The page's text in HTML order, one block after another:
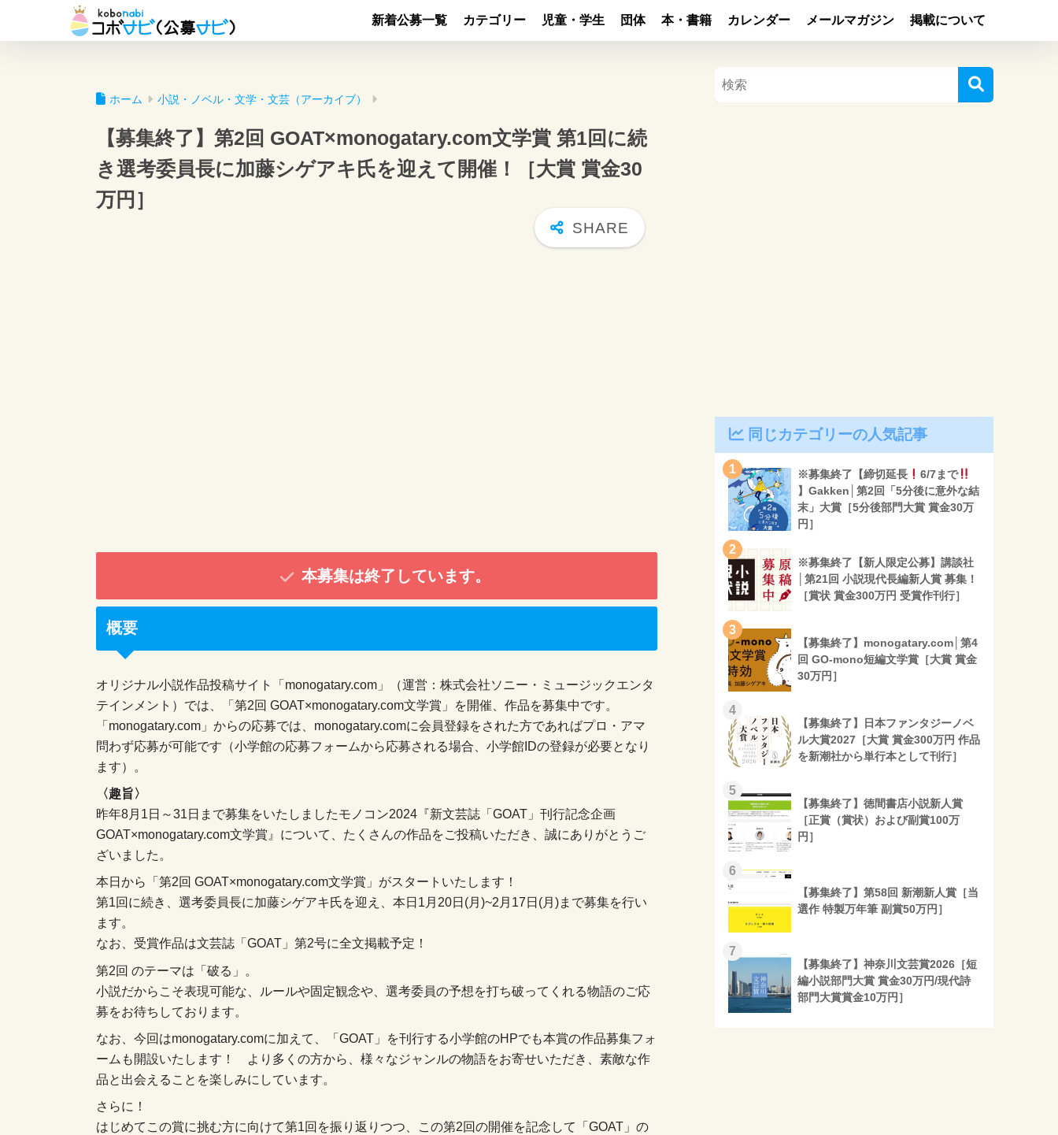
新着公募一覧 カテゴリー 児童・学生 団体 本・書籍 カレンダー メールマガジン 掲載について
ホーム 小説・ノベル・文学・文芸（アーカイブ）
【募集終了】第2回 GOAT×monogatary.com文学賞 第1回に続
き選考委員長に加藤シゲアキ氏を迎えて開催！［大賞 賞金30
万円］
本募集は終了しています。
概要
オリジナル小説作品投稿サイト「monogatary.com」（運営：株式会社ソニー・ミュージックエンタ
テインメント）では、「第2回 GOAT×monogatary.com文学賞」を開催、作品を募集中です。
「monogatary.com」からの応募では、monogatary.comに会員登録をされた方であればプロ・アマ
問わず応募が可能です（小学館の応募フォームから応募される場合、小学館IDの登録が必要となり
ます）。
〈趣旨〉
昨年8月1日～31日まで募集をいたしましたモノコン2024『新文芸誌「GOAT」刊行記念企画
GOAT×monogatary.com文学賞』について、たくさんの作品をご投稿いただき、誠にありがとうご
ざいました。
本日から「第2回 GOAT×monogatary.com文学賞」がスタートいたします！
第1回に続き、選考委員長に加藤シゲアキ氏を迎え、本日1月20日(月)~2月17日(月)まで募集を行い
ます。
なお、受賞作品は文芸誌「GOAT」第2号に全文掲載予定！
第2回 のテーマは「破る」。
小説だからこそ表現可能な、ルールや固定観念や、選考委員の予想を打ち破ってくれる物語のご応
募をお待ちしております。
なお、今回はmonogatary.comに加えて、「GOAT」を刊行する小学館のHPでも本賞の作品募集フォ
ームも開設いたします！ より多くの方から、様々なジャンルの物語をお寄せいただき、素敵な作
品と出会えることを楽しみにしています。
さらに！
はじめてこの賞に挑む方に向けて第1回を振り返りつつ、この第2回の開催を記念して「GOAT」の
同じカテゴリーの人気記事
1 ※募集終了【締切延長
6/7まで
】Gakken│第2回「5分後に意外な結
末」大賞［5分後部門大賞 賞金30万
円］
2
※募集終了【新人限定公募】講談社
│第21回 小説現代長編新人賞 募集！
［賞状 賞金300万円 受賞作刊行］
3
【募集終了】monogatary.com│第4
回 GO-mono短編文学賞［大賞 賞金
30万円］
4
【募集終了】日本ファンタジーノベ
ル大賞2027［大賞 賞金300万円 作品
を新潮社から単行本として刊行］
5
【募集終了】徳間書店小説新人賞
［正賞（賞状）および副賞100万
円］
6
【募集終了】第58回 新潮新人賞［当
選作 特製万年筆 副賞50万円］
7
【募集終了】神奈川文芸賞2026［短
編小説部門大賞 賞金30万円/現代詩
部門大賞賞金10万円］